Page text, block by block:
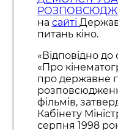
на сайті
питань кіно.
«Відповідно до
«Про
про державне
фільмів,
Кабінету
серпня 1998